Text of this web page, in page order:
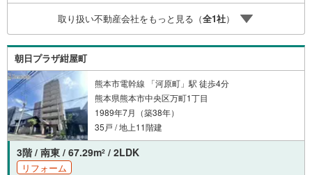
古・マンションを窓口ひとつで比較・内覧■九州No.1の実
績・ハウスドゥ全国大会2025 九州エリア売買件数・売上
高1位・Google口コミランキング 「熊本県 不動産売買」1
位＼＼お客様の声を参考に失敗しない家探しを //
取り扱い不動産会社をもっと見る（全1社）
朝日プラザ紺屋町
熊本市電幹線 「河原町」駅 徒歩4分
熊本県熊本市中央区万町1丁目
1989年7月（築38年）
35戸 / 地上11階建
3階 / 南東 / 67.29m2 / 2LDK
リフォーム